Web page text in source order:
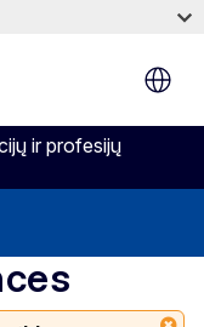
ir profesijų